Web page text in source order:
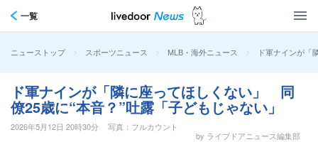
一覧
ニューストップ > スポーツニュース > MLB・海外ニュース > ド軍ナインが
ド軍ナインが「隣に座ってほしくない」 同
僚25歳に“本音？”吐露「子どもじゃない」
2026年5月12日 20時30分
写真：フルカウント
by ライブドアニュース編集部